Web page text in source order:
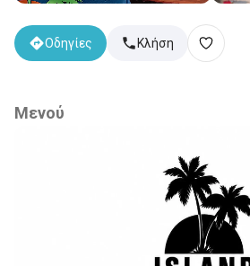
Οδηγίες Κλήση
Μενού